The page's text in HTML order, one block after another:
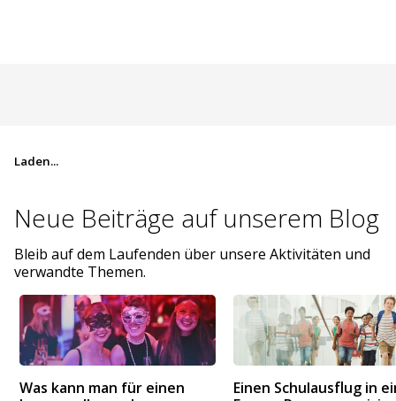
Laden...
Neue Beiträge aufunserem Blog
Bleib auf dem Laufenden über unsere Aktivitäten und
verwandte Themen.
Was kann man für einen
Einen Schulausflug in